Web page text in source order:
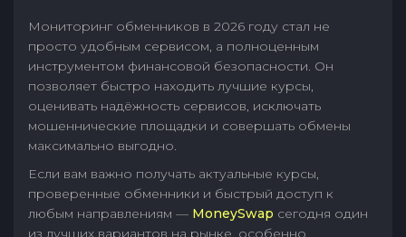
Мониторинг обменников в 2026 году стал не
просто удобным сервисом, а полноценным
инструментом финансовой безопасности. Он
позволяет быстро находить лучшие курсы,
оценивать надёжность сервисов, исключать
мошеннические площадки и совершать обмены
максимально выгодно.
Если вам важно получать актуальные курсы,
проверенные обменники и быстрый доступ к
любым направлениям — MoneySwap сегодня один
из лучших вариантов на рынке, особенно